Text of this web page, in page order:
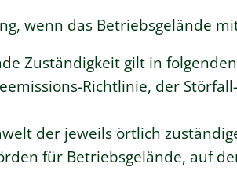
wenn das Betriebsgelände
Zuständigkeit gilt in
Richtlinie, der
der jeweils örtlich
für Betriebsgelände, auf